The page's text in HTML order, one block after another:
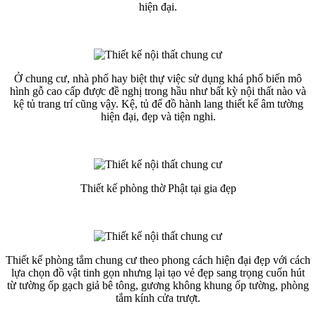
hiện đại.
Ở chung cư, nhà phố hay biệt thự việc sử dụng khá phổ biến mô
hình gỗ cao cấp được đề nghị trong hầu như bất kỳ nội thất nào và
kệ tủ trang trí cũng vậy. Kệ, tủ để đồ hành lang thiết kế âm tường
hiện đại, đẹp và tiện nghi.
Thiết kế phòng thờ Phật tại gia đẹp
Thiết kế phòng tắm chung cư theo phong cách hiện đại đẹp với cách
lựa chọn đồ vật tinh gọn nhưng lại tạo vẻ đẹp sang trọng cuốn hút
từ tường ốp gạch giả bê tông, gương không khung ốp tường, phòng
tắm kính cửa trượt.